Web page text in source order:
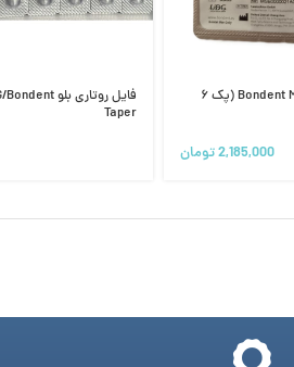
فایل روتاری Bondent M3 SuPliable (پک ۶
2,185,000تومان
Taper